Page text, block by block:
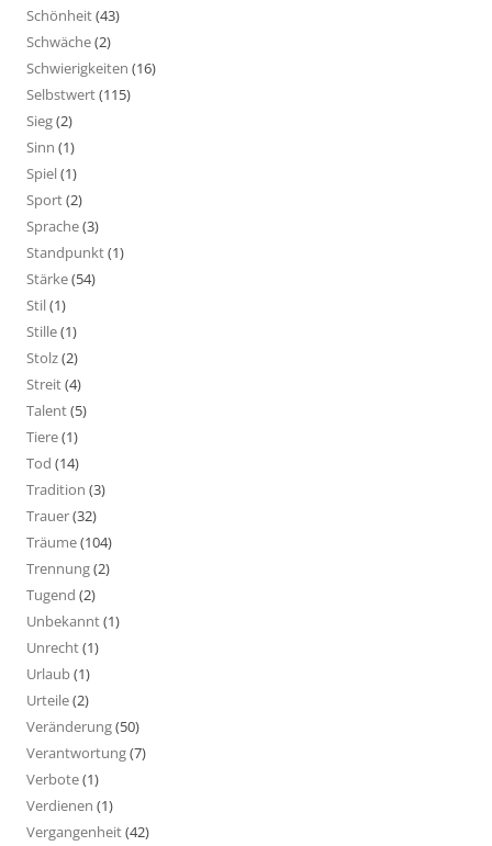
Schönheit(43)
Schwäche(2)
Schwierigkeiten (16)
Selbstwert(115)
Sieg(2)
Sinn (1)
Spiel(1)
Sport(2)
Sprache(3)
Standpunkt(1)
Stärke(54)
Stil(1)
Stille(1)
Stolz(2)
Streit(4)
Talent(5)
Tiere(1)
Tod (14)
Tradition (3)
Trauer(32)
Träume(104)
Trennung(2)
Tugend (2)
Unbekannt(1)
Unrecht(1)
Urlaub(1)
Urteile(2)
Veränderung(50)
Verantwortung(7)
Verbote(1)
Verdienen (1)
Vergangenheit(42)